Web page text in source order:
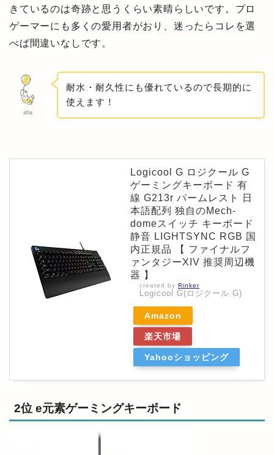
きているのは奇跡と思うくらい素晴らしいです。プロ
ゲーマーにも多くの愛用者がおり、迷ったらコレを選
べば間違いなしです。
afia
耐水・耐久性にも優れているので長期的に
使えます！
Logicool G ロジクール G
ゲーミングキーボード 有
線 G213r パームレスト 日
本語配列 独自のMech-
domeスイッチ キーボード
静音 LIGHTSYNC RGB 国
内正規品 【 ファイナルフ
ァンタジーXIV 推奨周辺機
器 】
created by Rinker
Logicool G(ロジクール G)
Amazon
楽天市場
Yahooショッピング
2位 e元素ゲーミングキーボード